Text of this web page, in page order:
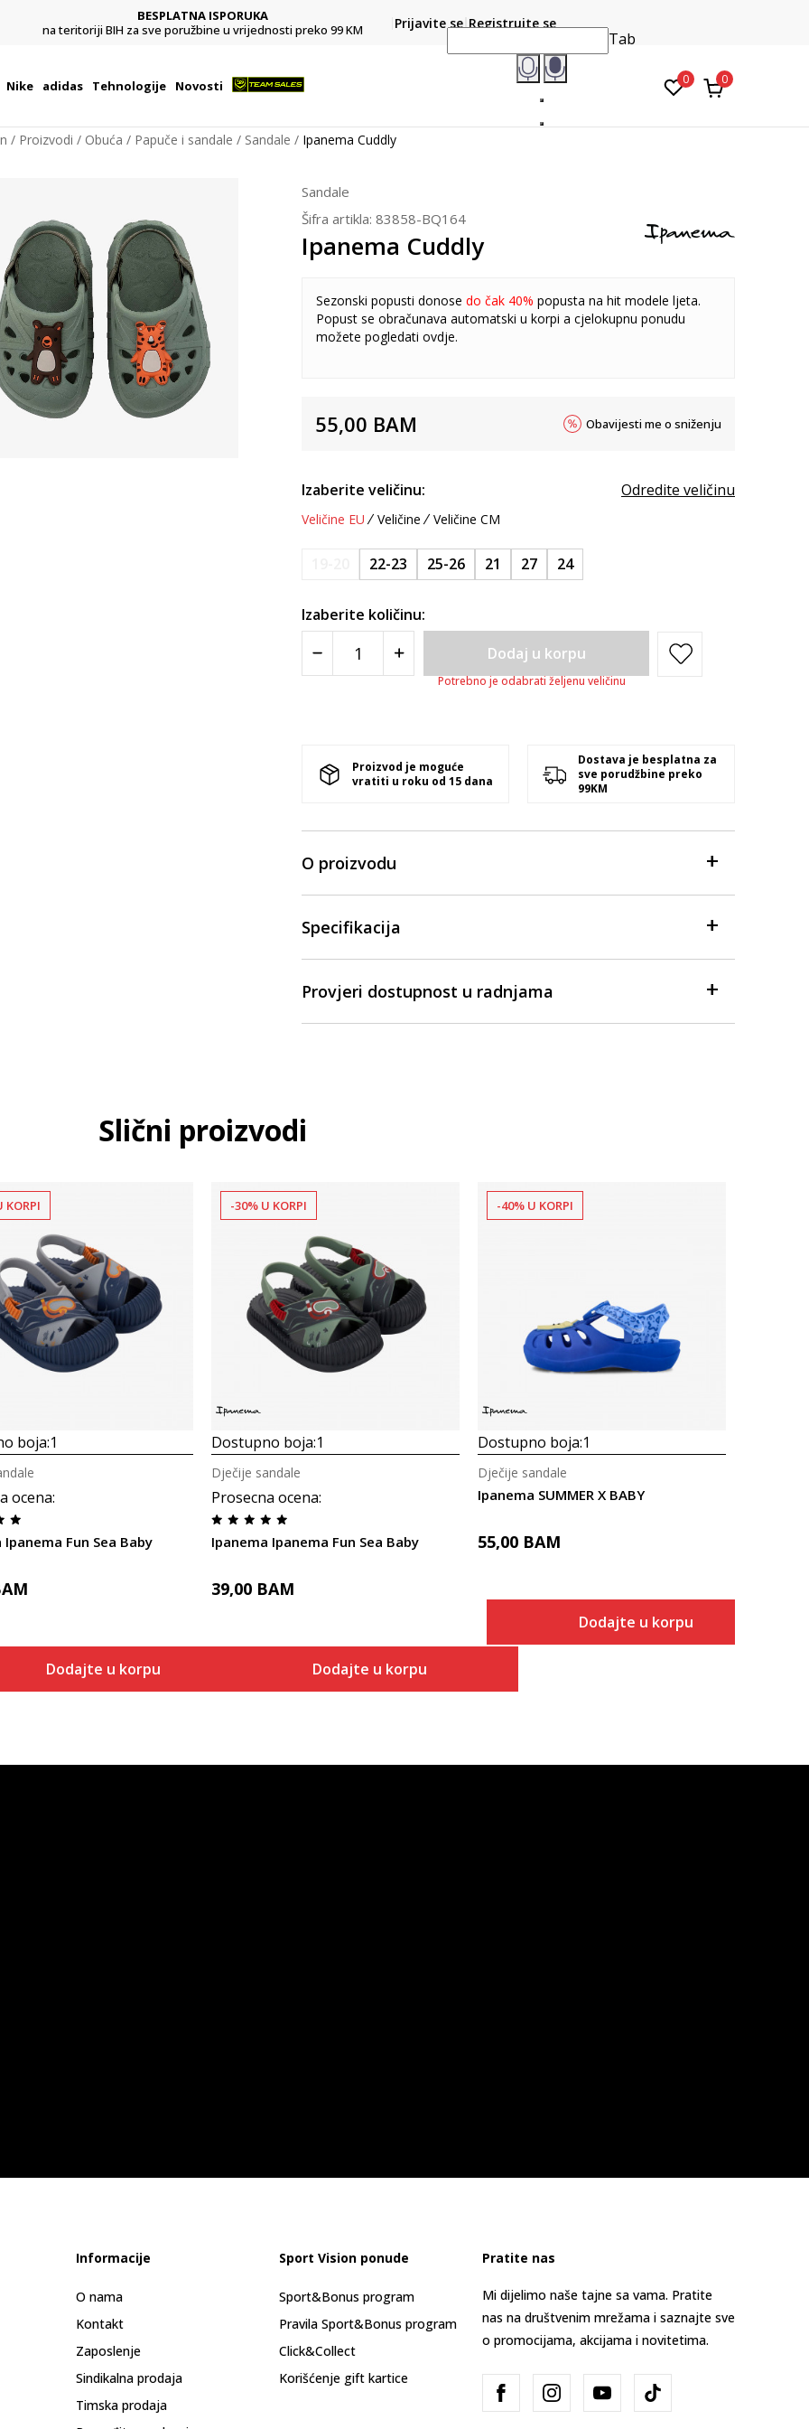
BESPLATNA ISPORUKA
na teritoriji BIH za sve poružbine u vrijednosti preko 99 KM
Platite karticom online i preuzmite u prodavnici po vašem
Prijavite se Registrujte se
Nike adidas Tehnologije Novosti
Tab
0 0
Proizvodi Obuća Papuče i sandale Sandale Ipanema Cuddly
Sandale
Šifra artikla: 83858-BQ164
Ipanema Cuddly
Sezonski popusti donose do čak 40% popusta na hit modele ljeta.
Popust se obračunava automatski u korpi a cjelokupnu ponudu
možete pogledati ovdje.
55,00 BAM Obavijesti me o sniženju
Izaberite veličinu: Odredite veličinu
Veličine EU Veličine Veličine CM
22-23 25-26 21 27 24
Izaberite količinu:
Dodaj u korpu
Potrebno je odabrati željenu veličinu
Proizvod je moguće
vratiti u roku od 15 dana
Dostava je besplatna za
sve porudžbine preko
99KM
O proizvodu
Specifikacija
Provjeri dostupnost u radnjama
Slični proizvodi
KORPI
boja:1
ocena:
Ipanema Fun Sea Baby
Dodajte u korpu
-30% U KORPI
Dostupno boja:1
Prosecna ocena:
Ipanema Ipanema Fun Sea Baby
Dječije sandale
39,00 BAM
Dodajte u korpu
-40% U KORPI
Dostupno boja:1
Ipanema SUMMER X BABY
Dječije sandale
55,00 BAM
Dodajte u korpu
Informacije
O nama
Kontakt
Zaposlenje
Sindikalna prodaja
Timska prodaja
Sport Vision ponude
Sport&Bonus program
Pravila Sport&Bonus program
Click&Collect
Korišćenje gift kartice
Pratite nas
Mi dijelimo naše tajne sa vama. Pratite
nas na društvenim mrežama i saznajte sve
o promocijama, akcijama i novitetima.